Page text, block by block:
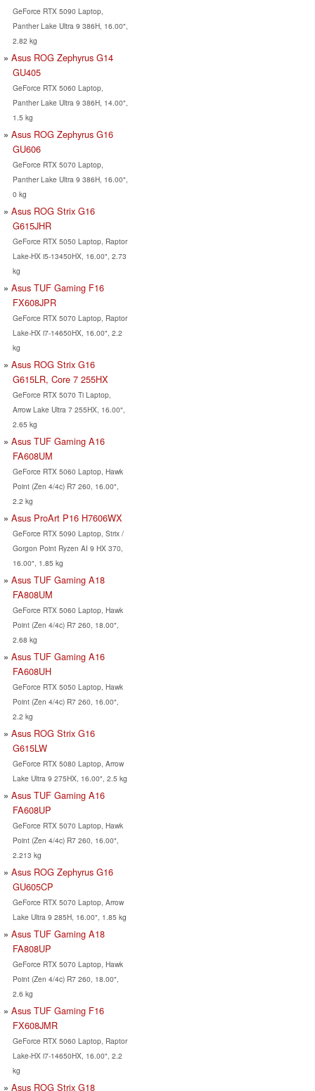
GeForce RTX 5090 Laptop,
Panther Lake Ultra 9 386H, 16.00",
2.82 kg
Asus ROG Zephyrus G14
GU405
GeForce RTX 5060 Laptop,
Panther Lake Ultra 9 386H, 14.00",
1.5 kg
Asus ROG Zephyrus G16
GU606
GeForce RTX 5070 Laptop,
Panther Lake Ultra 9 386H, 16.00",
0 kg
Asus ROG Strix G16
G615JHR
GeForce RTX 5050 Laptop, Raptor
Lake-HX i5-13450HX, 16.00", 2.73
kg
Asus TUF Gaming F16
FX608JPR
GeForce RTX 5070 Laptop, Raptor
Lake-HX i7-14650HX, 16.00", 2.2
kg
Asus ROG Strix G16
G615LR, Core 7 255HX
GeForce RTX 5070 Ti Laptop,
Arrow Lake Ultra 7 255HX, 16.00",
2.65 kg
Asus TUF Gaming A16
FA608UM
GeForce RTX 5060 Laptop, Hawk
Point (Zen 4/4c) R7 260, 16.00",
2.2 kg
Asus ProArt P16 H7606WX
GeForce RTX 5090 Laptop, Strix /
Gorgon Point Ryzen AI 9 HX 370,
16.00", 1.85 kg
Asus TUF Gaming A18
FA808UM
GeForce RTX 5060 Laptop, Hawk
Point (Zen 4/4c) R7 260, 18.00",
2.68 kg
Asus TUF Gaming A16
FA608UH
GeForce RTX 5050 Laptop, Hawk
Point (Zen 4/4c) R7 260, 16.00",
2.2 kg
Asus ROG Strix G16
G615LW
GeForce RTX 5080 Laptop, Arrow
Lake Ultra 9 275HX, 16.00", 2.5 kg
Asus TUF Gaming A16
FA608UP
GeForce RTX 5070 Laptop, Hawk
Point (Zen 4/4c) R7 260, 16.00",
2.213 kg
Asus ROG Zephyrus G16
GU605CP
GeForce RTX 5070 Laptop, Arrow
Lake Ultra 9 285H, 16.00", 1.85 kg
Asus TUF Gaming A18
FA808UP
GeForce RTX 5070 Laptop, Hawk
Point (Zen 4/4c) R7 260, 18.00",
2.6 kg
Asus TUF Gaming F16
FX608JMR
GeForce RTX 5060 Laptop, Raptor
Lake-HX i7-14650HX, 16.00", 2.2
kg
Asus ROG Strix G18